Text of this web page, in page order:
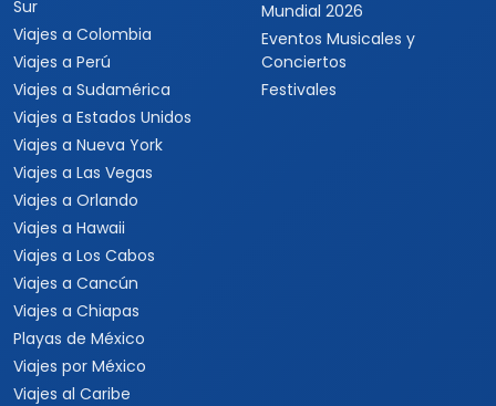
Sur
Viajes a Colombia
Viajes a Perú
Viajes a Sudamérica
Viajes a Estados Unidos
Viajes a Nueva York
Viajes a Las Vegas
Viajes a Orlando
Viajes a Hawaii
Viajes a Los Cabos
Viajes a Cancún
Viajes a Chiapas
Playas de México
Viajes por México
Viajes al Caribe
Mundial 2026
Eventos Musicales y
Conciertos
Festivales